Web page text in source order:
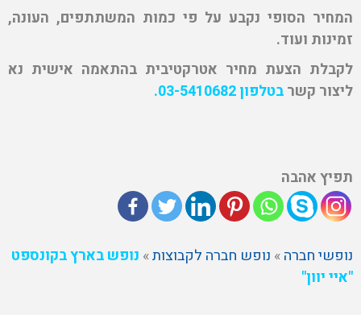
המחיר הסופי נקבע על פי כמות המשתתפים, העונה,
זמינות ועוד.
לקבלת הצעת מחיר אטרקטיבית בהתאמה אישית נא
ליצור קשרבטלפון 03-5410682 .
תפיץ אהבה
נופשי חברה» נופש חברה לקבוצות» נופש בארץ בקונספט
"איי יוון"